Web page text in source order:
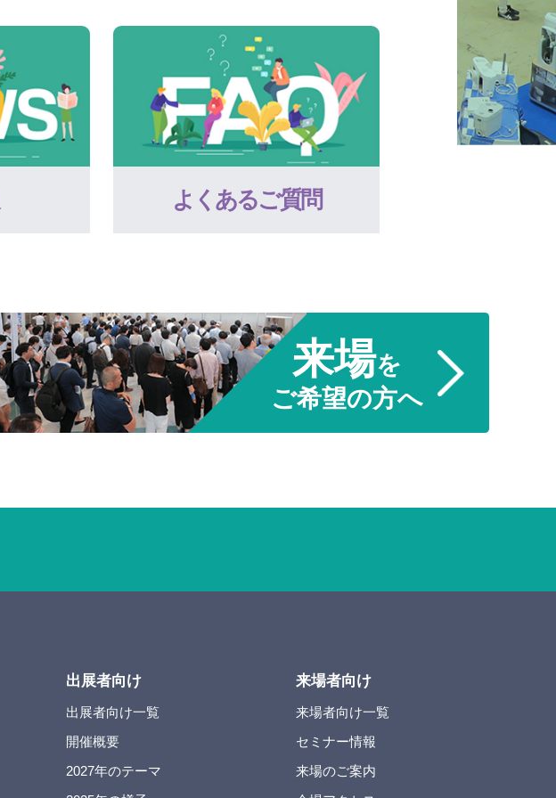
よくあるご質問
来場を
ご希望の方へ
出展者向け
出展者向け一覧
開催概要
2027年のテーマ
来場者向け
来場者向け一覧
セミナー情報
来場のご案内